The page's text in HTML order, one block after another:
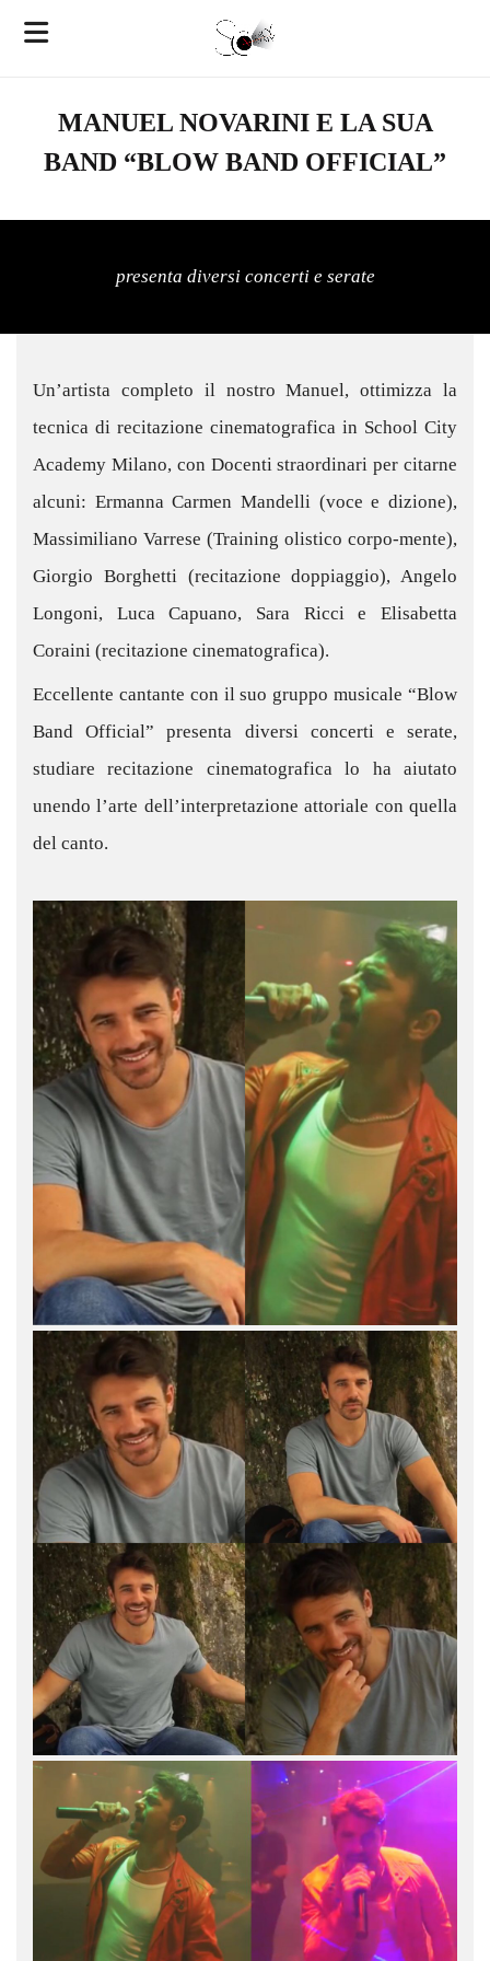
MANUEL NOVARINI E LA SUA
BAND “BLOW BAND OFFICIAL”
presenta diversi concerti e serate
Un’artista completo il nostro Manuel, ottimizza la
tecnica di recitazione cinematografica in School City
Academy Milano, con Docenti straordinari per citarne
alcuni: Ermanna Carmen Mandelli (voce e dizione),
Massimiliano Varrese (Training olistico corpo-mente),
Giorgio Borghetti (recitazione doppiaggio), Angelo
Longoni, Luca Capuano, Sara Ricci e Elisabetta
Coraini (recitazione cinematografica).
Eccellente cantante con il suo gruppo musicale “Blow
Band Official” presenta diversi concerti e serate,
studiare recitazione cinematografica lo ha aiutato
unendo l’arte dell’interpretazione attoriale con quella
del canto.